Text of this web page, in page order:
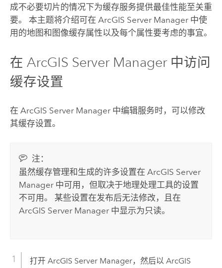
成不必要切片的情况下为缓存服务提供最佳性能至关重
要。 本主题将介绍可在 ArcGIS Server Manager中使
用的地图和图像缓存属性以及每个属性要考虑的事宜。
在 ArcGIS Server Manager中访问
缓存设置
在 ArcGIS Server Manager中编辑服务时，可以修改
其缓存设置。
注：
虽然缓存管理和生成的许多设置在ArcGIS Server
Manager 中可用，但取决于地理处理工具的设置
不可用。 某些设置在发布后无法修改，且在
ArcGIS Server Manager 中显示为只读。
打开 ArcGIS Server Manager，然后以 ArcGIS